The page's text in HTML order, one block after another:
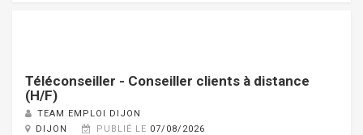
Téléconseiller - Conseiller clients à distance
(H/F)
TEAM EMPLOI DIJON
DIJON
PUBLIÉ LE 07/08/2026